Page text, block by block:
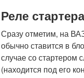
Реле
Сразу отметим, на
обычно ставится в
случае со стартером
(находится под его